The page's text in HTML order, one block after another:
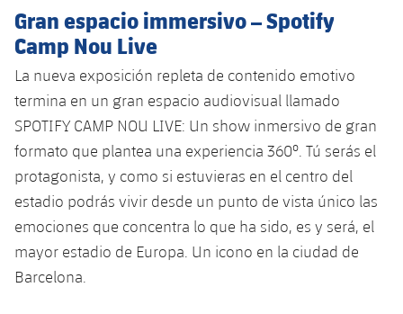
Accesibilidad
Instalaciones
Historia
Palmarés
Infantil B
Resultados
Clasificaciones
Jugadors
Fotos
Palmarés
Historia
Resultados
Jugadores
Clasificaciones
Juvenil
Cadete
Infantil
Alevín
PLUSICON
MÁS
Primer equipo
plusicon
más
Actualidad
Calendario
Entradas
Resultados
Barça Atlètic
plusicon
más
Actualidad
Calendario
Resultados
Base
plusicon
más
Actualidad
Barça C
Campus Verano
Gran espacio immersivo – Spotify
Camp Nou Live
La nueva exposición repleta de contenido emotivo
termina en un gran espacio audiovisual llamado
SPOTIFY CAMP NOU LIVE: Un show inmersivo de gran
formato que plantea una experiencia 360º. Tú serás el
protagonista, y como si estuvieras en el centro del
estadio podrás vivir desde un punto de vista único las
emociones que concentra lo que ha sido, es y será, el
mayor estadio de Europa. Un icono en la ciudad de
Barcelona.